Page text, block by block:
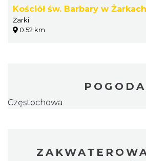
Kościół św. Barbary w Żarkach
Żarki
0.52 km
POGODA
Częstochowa